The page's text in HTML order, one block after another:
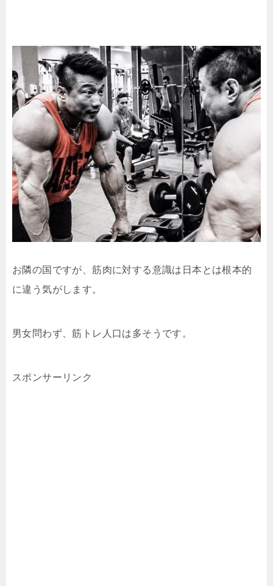
お隣の国ですが、筋肉に対する意識は日本とは根本的
に違う気がします。
男女問わず、筋トレ人口は多そうです。
スポンサーリンク